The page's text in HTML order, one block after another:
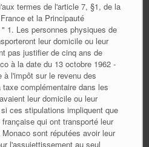
termes de l'article 7, §1, de la
et la Principauté
1. Les personnes physiques de
leur domicile ou leur
pas justifier de cinq ans de
à la date du 13 octobre 1962 -
l'impôt sur le revenu des
complémentaire dans les
leur domicile ou leur
ces stipulations impliquent que
qui ont transporté leur
sont réputées avoir leur
l'assujettissement au seul